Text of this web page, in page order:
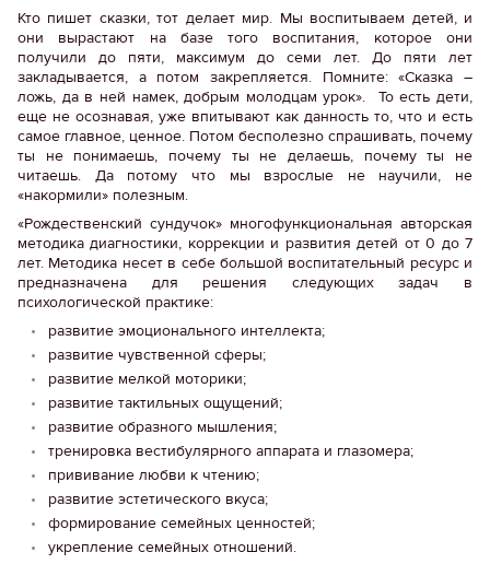
Кто пишет сказки, тот делает мир. Мы воспитываем детей, и
они вырастают на базе того воспитания, которое они
получили до пяти, максимум до семи лет. До пяти лет
закладывается, а потом закрепляется. Помните: «Сказка –
ложь, да в ней намек, добрым молодцам урок». То есть дети,
еще не осознавая, уже впитывают как данность то, что и есть
самое главное, ценное. Потом бесполезно спрашивать, почему
ты не понимаешь, почему ты не делаешь, почему ты не
читаешь. Да потому что мы взрослые не научили, не
«накормили» полезным.
«Рождественский сундучок» многофункциональная авторская
методика диагностики, коррекции и развития детей от 0 до 7
лет. Методика несет в себе большой воспитательный ресурс и
предназначена для решения следующих задач в
психологической практике:
развитие эмоционального интеллекта;
развитие чувственной сферы;
развитие мелкой моторики;
развитие тактильных ощущений;
развитие образного мышления;
тренировка вестибулярного аппарата и глазомера;
прививание любви к чтению;
развитие эстетического вкуса;
формирование семейных ценностей;
укрепление семейных отношений.